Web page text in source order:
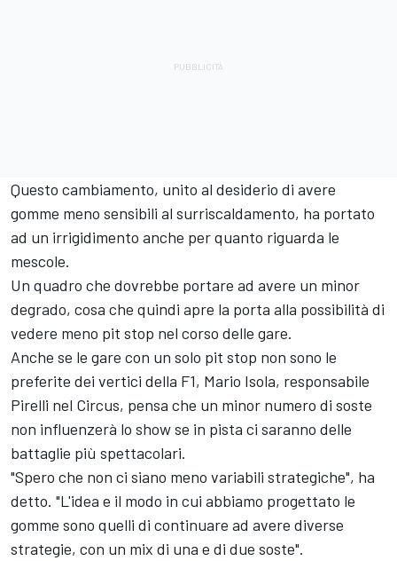
Questo cambiamento, unito al desiderio di avere
gomme meno sensibili al surriscaldamento, ha portato
ad un irrigidimento anche per quanto riguarda le
mescole.
Un quadro che dovrebbe portare ad avere un minor
degrado, cosa che quindi apre la porta alla possibilità di
vedere meno pit stop nel corso delle gare.
Anche se le gare con un solo pit stop non sono le
preferite dei vertici della F1, Mario Isola, responsabile
Pirelli nel Circus, pensa che un minor numero di soste
non influenzerà lo show se in pista ci saranno delle
battaglie più spettacolari.
"Spero che non ci siano meno variabili strategiche", ha
detto. "L'idea e il modo in cui abbiamo progettato le
gomme sono quelli di continuare ad avere diverse
strategie, con un mix di una e di due soste".